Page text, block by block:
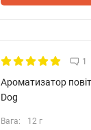
1
Ароматизатор
Dog
Вага: 12 г